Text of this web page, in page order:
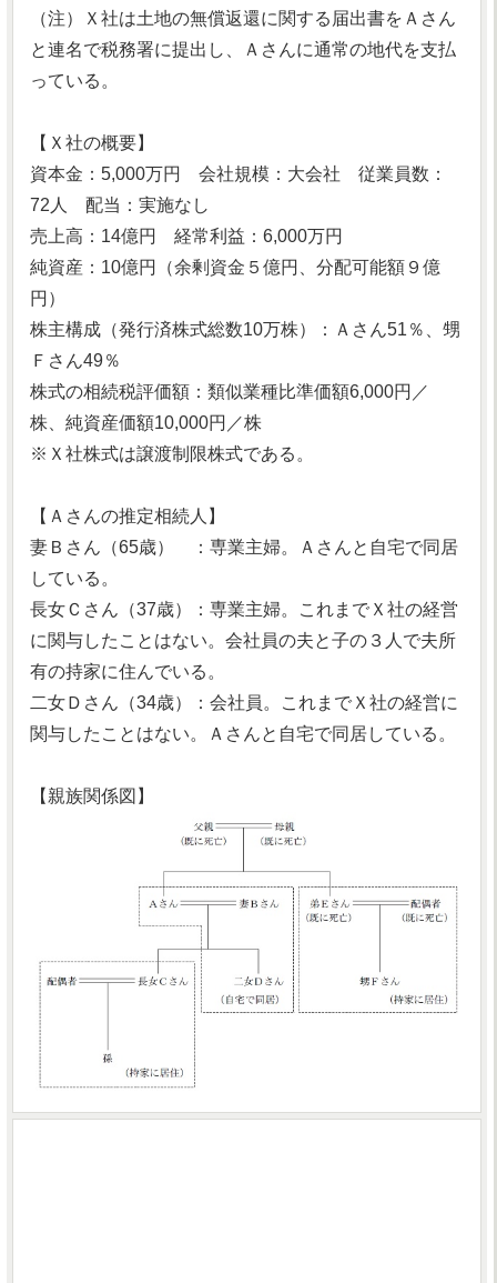
（注）Ｘ社は土地の無償返還に関する届出書をＡさん
と連名で税務署に提出し、Ａさんに通常の地代を支払
っている。
【Ｘ社の概要】
資本金：5,000万円 会社規模：大会社 従業員数：
72人 配当：実施なし
売上高：14億円 経常利益：6,000万円
純資産：10億円（余剰資金５億円、分配可能額９億
円）
株主構成（発行済株式総数10万株）：Ａさん51％、甥
Ｆさん49％
株式の相続税評価額：類似業種比準価額6,000円／
株、純資産価額10,000円／株
※Ｘ社株式は譲渡制限株式である。
【Ａさんの推定相続人】
妻Ｂさん（65歳） ：専業主婦。Ａさんと自宅で同居
している。
長女Ｃさん（37歳）：専業主婦。これまでＸ社の経営
に関与したことはない。会社員の夫と子の３人で夫所
有の持家に住んでいる。
二女Ｄさん（34歳）：会社員。これまでＸ社の経営に
関与したことはない。Ａさんと自宅で同居している。
【親族関係図】